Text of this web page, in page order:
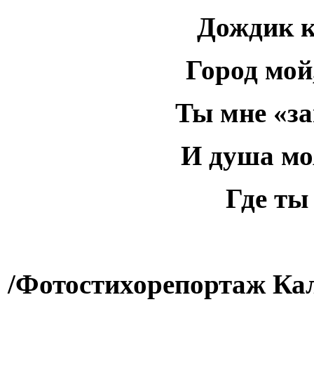
Дождик
Город
Ты мне
И душа
Где
/Фотостихорепортаж